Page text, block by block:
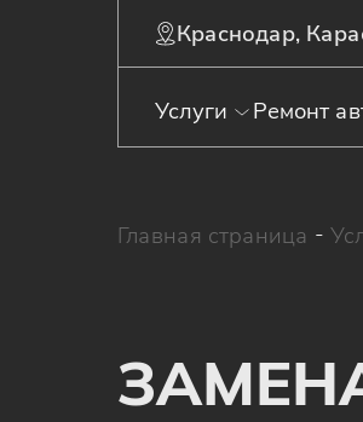
Краснодар,
Услуги Ремонт
Главная страница -